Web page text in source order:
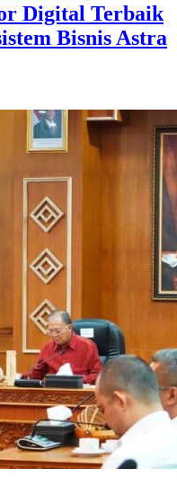
Digital Terbaik
Bisnis Astra